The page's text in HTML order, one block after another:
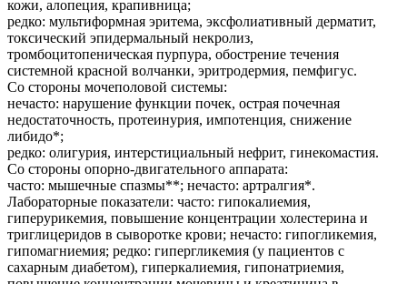
кожи, алопеция, крапивница;
редко: мультиформная эритема, эксфолиативный дерматит,
токсический эпидермальный некролиз,
тромбоцитопеническая пурпура, обострение течения
системной красной волчанки, эритродермия, пемфигус.
Со стороны мочеполовой системы:
нечасто: нарушение функции почек, острая почечная
недостаточность, протеинурия, импотенция, снижение
либидо*;
редко: олигурия, интерстициальный нефрит, гинекомастия.
Со стороны опорно-двигательного аппарата:
часто: мышечные спазмы**; нечасто: артралгия*.
Лабораторные показатели: часто: гипокалиемия,
гиперурикемия, повышение концентрации холестерина и
триглицеридов в сыворотке крови; нечасто: гипогликемия,
гипомагниемия; редко: гипергликемия (у пациентов с
сахарным диабетом), гиперкалиемия, гипонатриемия,